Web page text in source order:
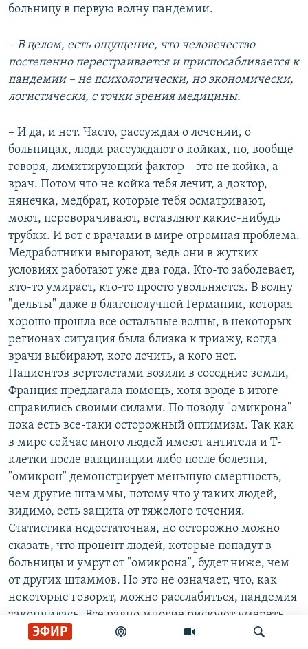
ЭФИР
больницу в первую волну пандемии.
– В целом, есть ощущение, что человечество
постепенно перестраивается и приспосабливается к
пандемии – не психологически, но экономически,
логистически, с точки зрения медицины.
– И да, и нет. Часто, рассуждая о лечении, о
больницах, люди рассуждают о койках, но, вообще
говоря, лимитирующий фактор – это не койка, а
врач. Потом что не койка тебя лечит, а доктор,
нянечка, медбрат, которые тебя осматривают,
моют, переворачивают, вставляют какие-нибудь
трубки. И вот с врачами в мире огромная проблема.
Медработники выгорают, ведь они в жутких
условиях работают уже два года. Кто-то заболевает,
кто-то умирает, кто-то просто увольняется. В волну
"дельты" даже в благополучной Германии, которая
хорошо прошла все остальные волны, в некоторых
регионах ситуация была близка к триажу, когда
врачи выбирают, кого лечить, а кого нет.
Пациентов вертолетами возили в соседние земли,
Франция предлагала помощь, хотя вроде в итоге
справились своими силами. По поводу "омикрона"
пока есть все-таки осторожный оптимизм. Так как
в мире сейчас много людей имеют антитела и Т-
клетки после вакцинации либо после болезни,
"омикрон" демонстрирует меньшую смертность,
чем другие штаммы, потому что у таких людей,
видимо, есть защита от тяжелого течения.
Статистика недостаточная, но осторожно можно
сказать, что процент людей, которые попадут в
больницы и умрут от "омикрона", будет ниже, чем
от других штаммов. Но это не означает, что, как
некоторые говорят, можно расслабиться, пандемия
закончилась. Все равно многие рискуют умереть,
пожилые, люди с хроническими заболеваниями.